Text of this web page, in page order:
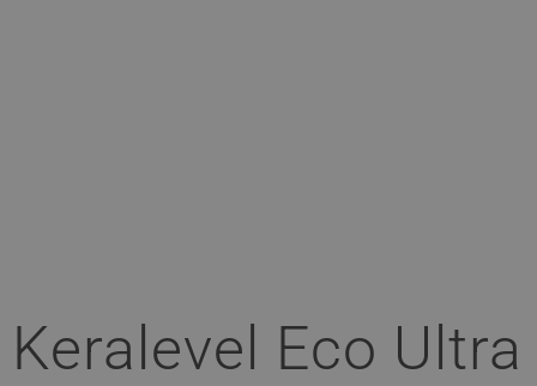
Keralevel Eco Ultra